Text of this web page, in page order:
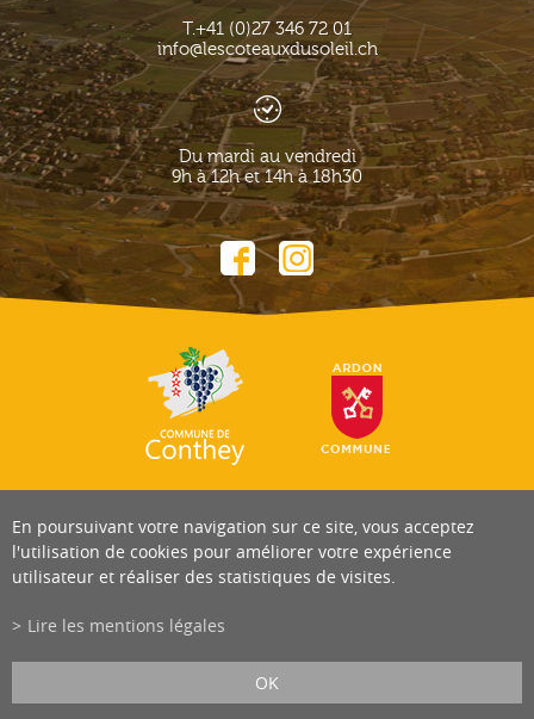
T.+41 (0)27 346 72 01
info@lescoteauxdusoleil.ch
Du mardi au vendredi
9h à 12h et 14h à 18h30
En poursuivant votre navigation sur ce site, vous acceptez
l'utilisation de cookies pour améliorer votre expérience
utilisateur et réaliser des statistiques de visites.
Lire les mentions légales
OK